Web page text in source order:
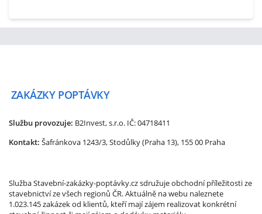
ZAKÁZKY POPTÁVKY
Službu provozuje: B2Invest, s.r.o. IČ: 04718411
Kontakt: Šafránkova 1243/3, Stodůlky (Praha 13), 155 00 Praha
Služba Stavební-zakázky-poptávky.cz sdružuje obchodní příležitosti ze
stavebnictví ze všech regionů ČR. Aktuálně na webu naleznete
1.023.145 zakázek od klientů, kteří mají zájem realizovat konkrétní